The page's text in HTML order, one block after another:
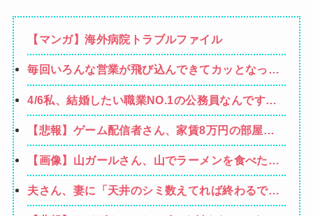
【マンガ】海外病院トラブルファイル
毎回いろんな営業が飛び込んできてカッとなった
業者「うちで飼ってる犬の散歩でも行きやが
れ！」私「いいんですか！」→ すると・・・
4/6私、結婚したい職業NO.1の公務員なんですけ
ど、嫁が子供連れて家出した。全く理由は思いつ
かないけど強いてあげるとすれば母のせいかもし
れない。嫁のせいでアトピー悪化しそう→
【悲報】ゲーム配信者さん、家賃8万円の部屋で
深夜配信→管理会社から厳重注意されてお気持ち
表明ｗｗｗ
【画像】山ガールさん、山でラーメンを食べたら
おじさんに怒られるｗｗｗ
夫さん、妻に「天井のシミ数えてれば終わるで
な」と押し倒されて性行為 → 凄いことになるｗ